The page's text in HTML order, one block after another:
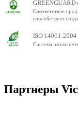
Соответствие
способствует
ISO 14001:2004
Система
Партнеры